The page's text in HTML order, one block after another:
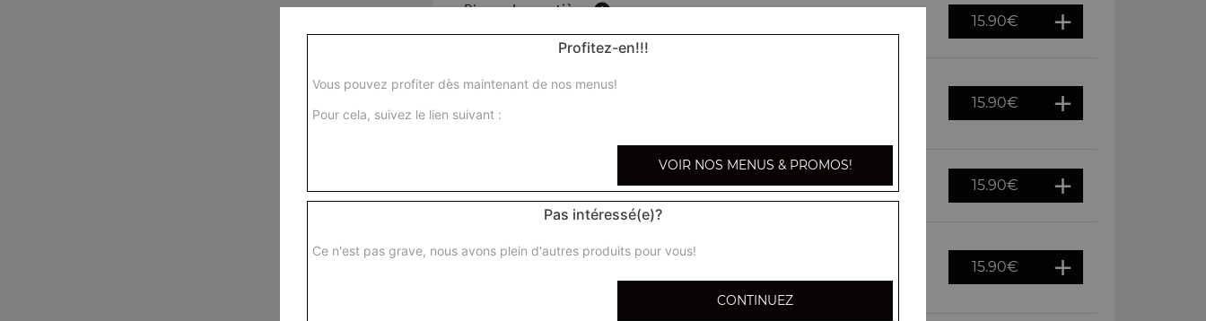
charcutière
Base sauce tomate maison, mozzarella, jambon, lardons, chorizo
15.90€
méxicaine
Base sauce tomate maison, mozzarella, viande hachée, merguez, chorizo,
15.90€
Base sauce tomate, mozzarella, olives, poivrons, pepperoni
15.90€
indienne
15.90€
Profitez-en!!!
Vous pouvez profiter dès maintenant de nos menus!
Pour cela, suivez le lien suivant :
VOIR NOS MENUS & PROMOS!
Pas intéressé(e)?
Ce n'est pas grave, nous avons plein d'autres produits pour vous!
CONTINUEZ